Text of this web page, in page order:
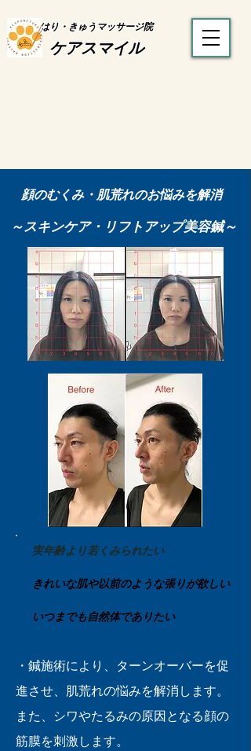
はり・きゅうマッサージ院
ケアスマイル
顔のむくみ・肌荒れのお悩みを解消
～スキンケア・リフトアップ美容鍼～
実年齢より若くみられたい
きれいな肌や以前のような張りが欲しい
いつまでも自然体でありたい
・鍼施術により、ターンオーバーを促
進させ、肌荒れの悩みを解消します。
また、シワやたるみの原因となる顔の
筋膜を刺激します。